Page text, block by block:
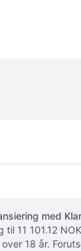
med
11 101.12
18 år.